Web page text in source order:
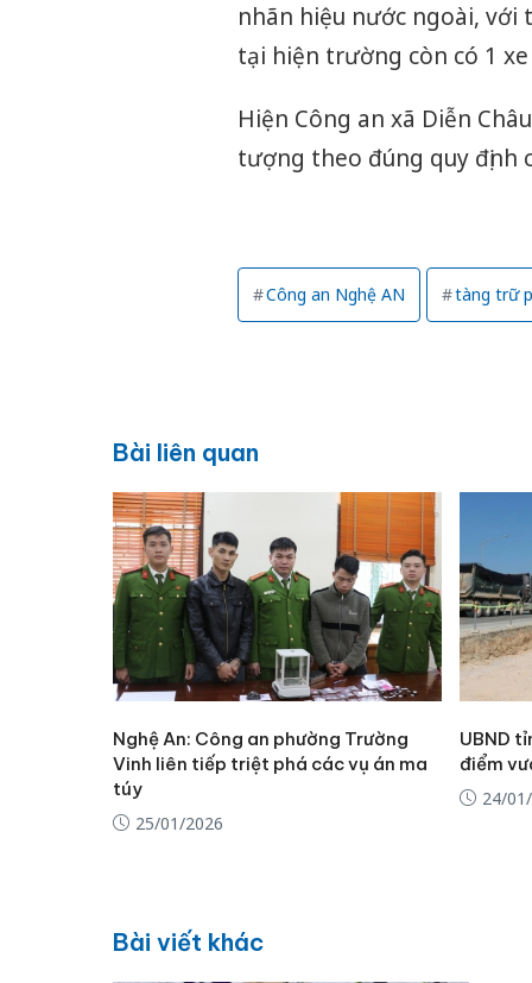
nhãn hiệu nước ngoài,
tại hiện trường còn có 1
Hiện Công an xã Diễn
tượng theo đúng quy định
Công an Nghệ AN tàng trữ
Bài liên quan
Nghệ An: Công an phường Trường
Vinh liên tiếp triệt phá các vụ án ma
túy
25/01/2026
UBND
điểm
24/
Bài viết khác